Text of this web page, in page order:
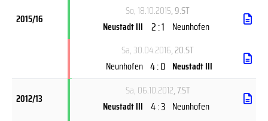
2015/16
So, 18.10.2015, 9.ST
Neustadt III 2 : 1 Neunhofen
Sa, 30.04.2016, 20.ST
Neunhofen 4 : 0 Neustadt III
2012/13
Sa, 06.10.2012, 7.ST
Neustadt III 4 : 3 Neunhofen